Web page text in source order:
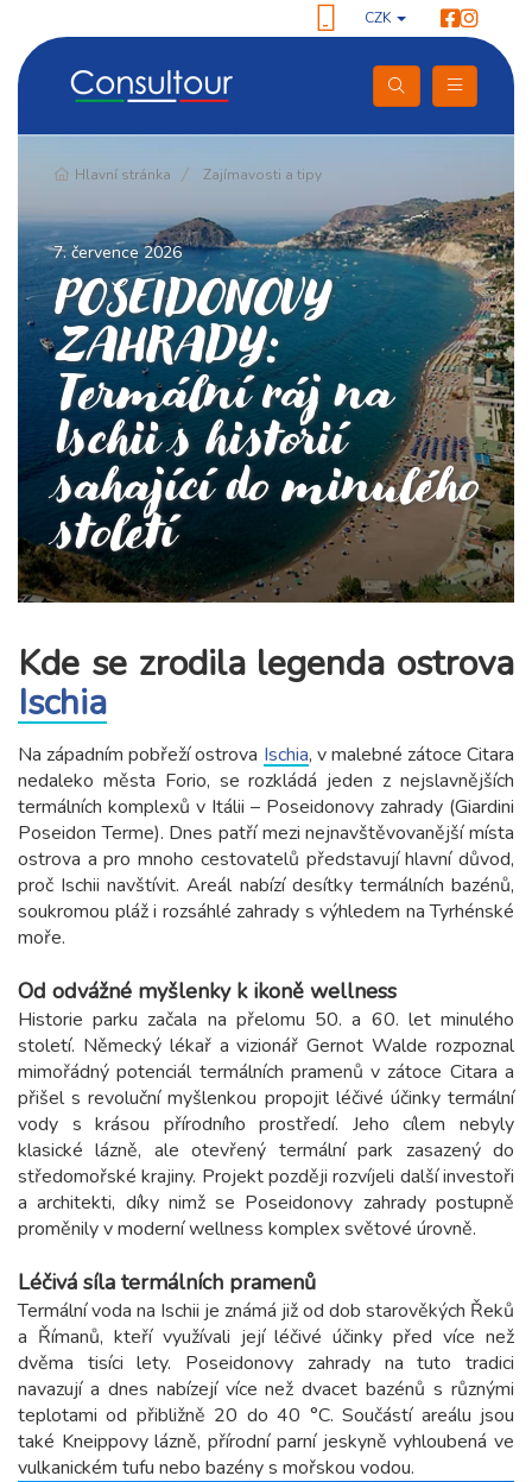
CZK
Hlavní stránka Zajímavosti a tipy
7. července 2026
POSEIDONOVY
ZAHRADY:
Termální ráj na
Ischii s historií
sahající do minulého
století
Kde se zrodila legenda ostrova
Ischia
Na západním pobřeží ostrova Ischia, v malebné zátoce Citara
nedaleko města Forio, se rozkládá jeden z nejslavnějších
termálních komplexů v Itálii – Poseidonovy zahrady (Giardini
Poseidon Terme). Dnes patří mezi nejnavštěvovanější místa
ostrova a pro mnoho cestovatelů představují hlavní důvod,
proč Ischii navštívit. Areál nabízí desítky termálních bazénů,
soukromou pláž i rozsáhlé zahrady s výhledem na Tyrhénské
moře.
Od odvážné myšlenky k ikoně wellness
Historie parku začala na přelomu 50. a 60. let minulého
století. Německý lékař a vizionář Gernot Walde rozpoznal
mimořádný potenciál termálních pramenů v zátoce Citara a
přišel s revoluční myšlenkou propojit léčivé účinky termální
vody s krásou přírodního prostředí. Jeho cílem nebyly
klasické lázně, ale otevřený termální park zasazený do
středomořské krajiny. Projekt později rozvíjeli další investoři
a architekti, díky nimž se Poseidonovy zahrady postupně
proměnily v moderní wellness komplex světové úrovně.
Léčivá síla termálních pramenů
Termální voda na Ischii je známá již od dob starověkých Řeků
a Římanů, kteří využívali její léčivé účinky před více než
dvěma tisíci lety. Poseidonovy zahrady na tuto tradici
navazují a dnes nabízejí více než dvacet bazénů s různými
teplotami od přibližně 20 do 40 °C. Součástí areálu jsou
také Kneippovy lázně, přírodní parní jeskyně vyhloubená ve
vulkanickém tufu nebo bazény s mořskou vodou.